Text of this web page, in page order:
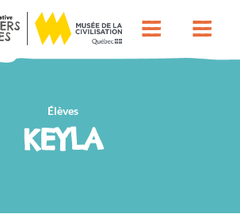
Élèves
KEYLA